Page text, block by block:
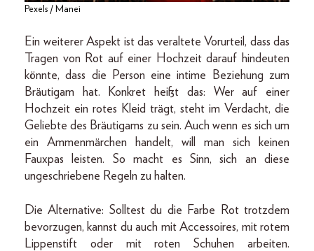
Pexels / Manei
Ein weiterer Aspekt ist das veraltete Vorurteil, dass das
Tragen von Rot auf einer Hochzeit darauf hindeuten
könnte, dass die Person eine intime Beziehung zum
Bräutigam hat. Konkret heißt das: Wer auf einer
Hochzeit ein rotes Kleid trägt, steht im Verdacht, die
Geliebte des Bräutigams zu sein. Auch wenn es sich um
ein Ammenmärchen handelt, will man sich keinen
Fauxpas leisten. So macht es Sinn, sich an diese
ungeschriebene Regeln zu halten.
Die Alternative: Solltest du die Farbe Rot trotzdem
bevorzugen, kannst du auch mit Accessoires, mit rotem
Lippenstift oder mit roten Schuhen arbeiten.